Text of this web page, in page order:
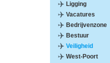
Ligging
Vacatures
Bedrijvenzone
Bestuur
Veiligheid
West-Poort